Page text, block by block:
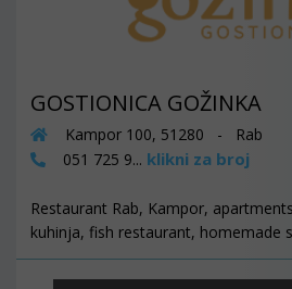
GOSTIONICA GOŽINKA
Kampor 100, 51280 - Rab
051 725 9... klikni za broj
Restaurant Rab, Kampor,
kuhinja, fish restaurant, homemade